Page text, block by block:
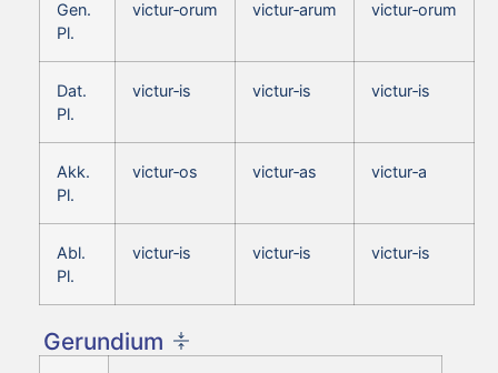
Gen.
Pl.
victur‑orum victur‑arum victur‑orum
Dat.
Pl.
victur‑is victur‑is victur‑is
Akk.
Pl.
victur‑os victur‑as victur‑a
Abl.
Pl.
victur‑is victur‑is victur‑is
Gerundium